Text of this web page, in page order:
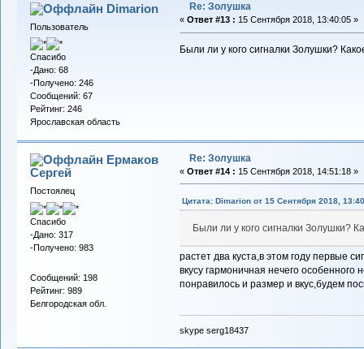
Dimarion
Пользователь
Спасибо
-Дано: 68
-Получено: 246
Сообщений: 67
Рейтинг: 246
Ярославская область
Re: Золушка
« Ответ #13 : 15 Сентября 2018, 13:40:05 »
Были ли у кого сигналки Золушки?
Ермаков
Сергей
Постоялец
Спасибо
-Дано: 317
-Получено: 983
Сообщений: 198
Рейтинг: 989
Белгородская обл.
Re: Золушка
« Ответ #14 : 15 Сентября 2018, 14:51:18 »
Цитата: Dimarion от 15 Сентября 2018,
Были ли у кого сигналки Золушки?
растет два куста,в этом году первые
вкусу гармоничная нечего
понравилось и размер и вкус,будем
skype serg18437